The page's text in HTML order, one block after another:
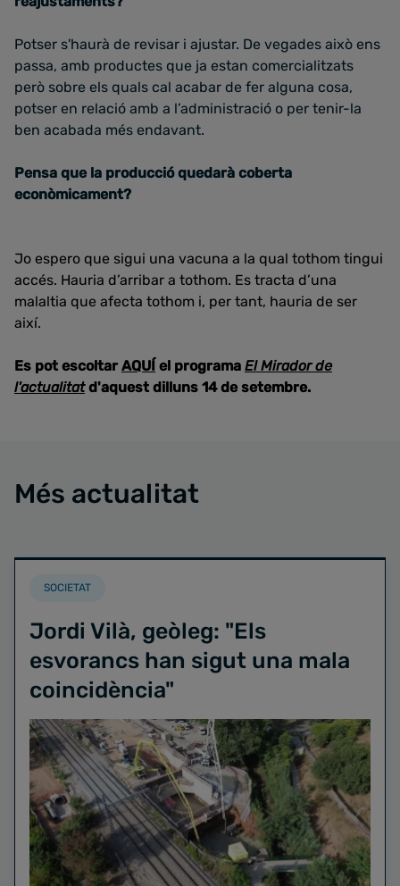
Potser s'haurà de revisar i ajustar. De vegades això ens
passa, amb productes que ja estan comercialitzats
però sobre els quals cal acabar de fer alguna cosa,
potser en relació amb a l’administració o per tenir-la
ben acabada més endavant.
Pensa que la producció quedarà coberta
econòmicament?
Jo espero que sigui una vacuna a la qual tothom tingui
accés. Hauria d’arribar a tothom. Es tracta d’una
malaltia que afecta tothom i, per tant, hauria de ser
així.
Es pot escoltar AQUÍ el programa El Mirador de
l'actualitatd'aquest dilluns 14 de setembre.
Més actualitat
SOCIETAT
Jordi Vilà, geòleg: "Els
esvorancs han sigut una mala
coincidència"